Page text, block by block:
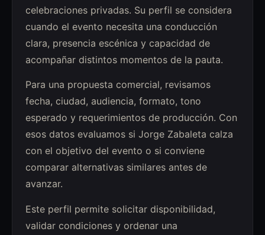
celebraciones privadas. Su perfil se considera
cuando el evento necesita una conducción
clara, presencia escénica y capacidad de
acompañar distintos momentos de la pauta.
Para una propuesta comercial, revisamos
fecha, ciudad, audiencia, formato, tono
esperado y requerimientos de producción. Con
esos datos evaluamos si Jorge Zabaleta calza
con el objetivo del evento o si conviene
comparar alternativas similares antes de
avanzar.
Este perfil permite solicitar disponibilidad,
validar condiciones y ordenar una